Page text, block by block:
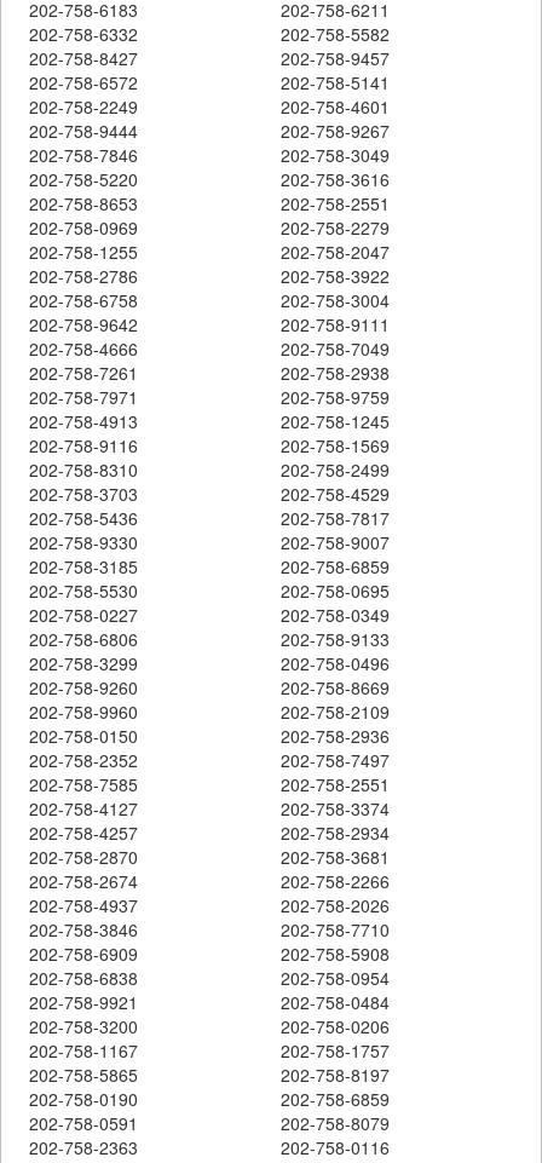
202-758-6183
202-758-6211
202-758-6332
202-758-5582
202-758-8427
202-758-9457
202-758-6572
202-758-5141
202-758-2249
202-758-4601
202-758-9444
202-758-9267
202-758-7846
202-758-3049
202-758-5220
202-758-3616
202-758-8653
202-758-2551
202-758-0969
202-758-2279
202-758-1255
202-758-2047
202-758-2786
202-758-3922
202-758-6758
202-758-3004
202-758-9642
202-758-9111
202-758-4666
202-758-7049
202-758-7261
202-758-2938
202-758-7971
202-758-9759
202-758-4913
202-758-1245
202-758-9116
202-758-1569
202-758-8310
202-758-2499
202-758-3703
202-758-4529
202-758-5436
202-758-7817
202-758-9330
202-758-9007
202-758-3185
202-758-6859
202-758-5530
202-758-0695
202-758-0227
202-758-0349
202-758-6806
202-758-9133
202-758-3299
202-758-0496
202-758-9260
202-758-8669
202-758-9960
202-758-2109
202-758-0150
202-758-2936
202-758-2352
202-758-7497
202-758-7585
202-758-2551
202-758-4127
202-758-3374
202-758-4257
202-758-2934
202-758-2870
202-758-3681
202-758-2674
202-758-2266
202-758-4937
202-758-2026
202-758-3846
202-758-7710
202-758-6909
202-758-5908
202-758-6838
202-758-0954
202-758-9921
202-758-0484
202-758-3200
202-758-0206
202-758-1167
202-758-1757
202-758-5865
202-758-8197
202-758-0190
202-758-6859
202-758-0591
202-758-8079
202-758-2363
202-758-0116